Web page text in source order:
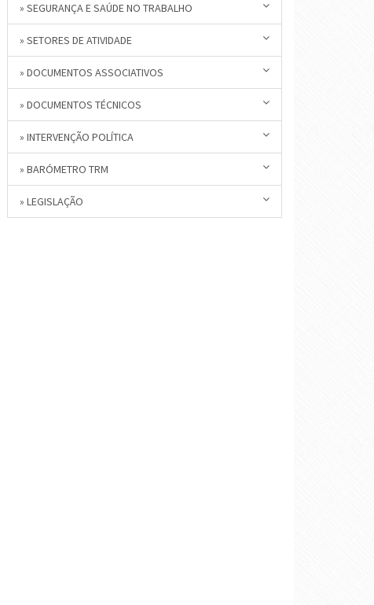
» SEGURANÇA E SAÚDE NO TRABALHO
» SETORES DE ATIVIDADE
» DOCUMENTOS ASSOCIATIVOS
» DOCUMENTOS TÉCNICOS
» INTERVENÇÃO POLÍTICA
» BARÓMETRO TRM
» LEGISLAÇÃO